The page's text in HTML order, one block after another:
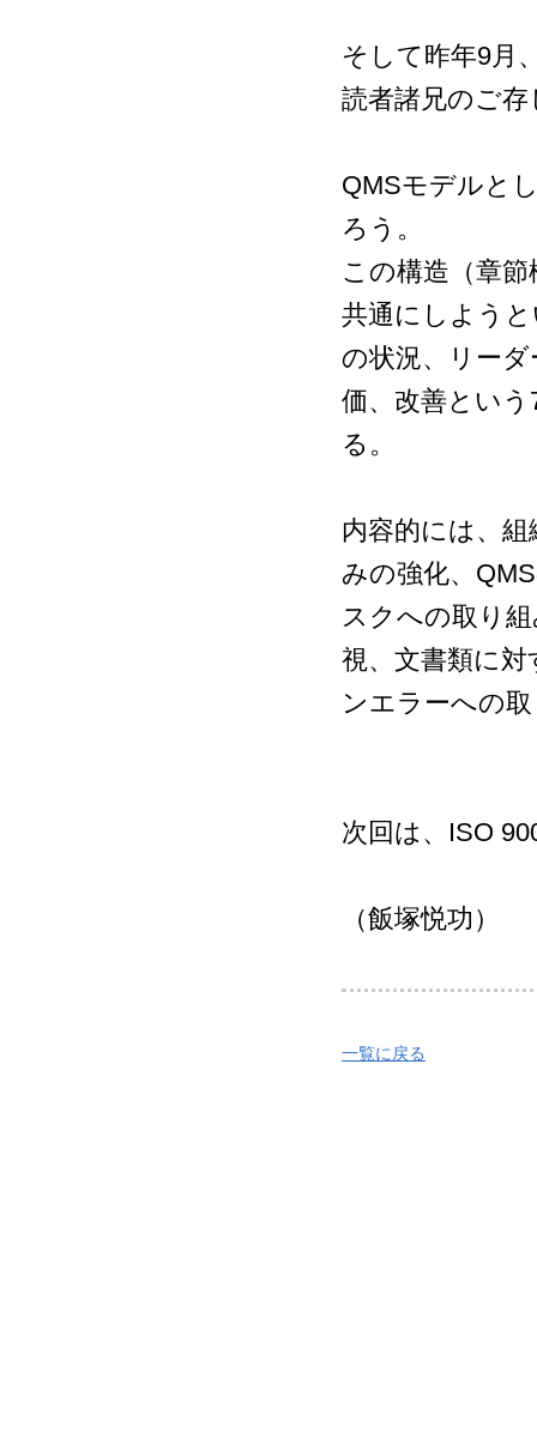
そして昨年9月
読者諸兄のご
QMSモデルと
ろう。
この構造（章
共通にしよう
の状況、リー
価、改善とい
る。
内容的には、
みの強化、
スクへの取り
視、文書類に
ンエラーへの
次回は、ISO
（飯塚悦功）
一覧に戻る